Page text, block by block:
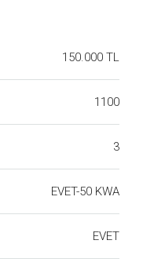
150.000 TL
1100
3
EVET-50 KWA
EVET